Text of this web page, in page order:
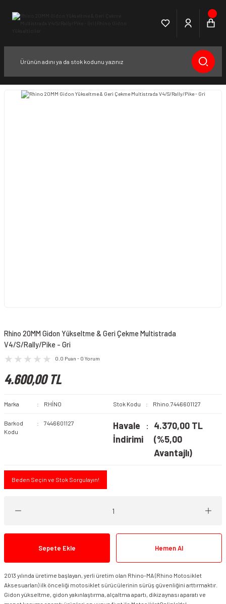
Rhino 20MM Gidon Yükseltme & Geri Çekme Multistrada
V4/S/Rally/Pike - Gri
0.0 Puan - 0 Yorum
4.600,00 TL
Marka RHİNO Stok Kodu Rhino.7446601127
Barkod
Kodu
7446601127
Havale
İndirimi
4.370,00 TL
(%5,00
Avantajlı)
Beden Seçin ve Stok Sorgulayın!
Sepete Ekle Hemen Al
2013 yılında üretime başlayan, yerli üretim olan Rhino-MA (Rhino Motosiklet
Aksesuarları) ilk önceliği motosiklet sürücülerinin sürüş güvenliğini arttırmaktır.
Gidon yükseltme, gidon yakınlaştırma, alçaltma apartı, dikiz aynası aparatı ve